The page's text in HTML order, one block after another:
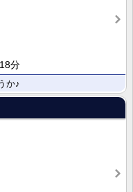
分
か♪